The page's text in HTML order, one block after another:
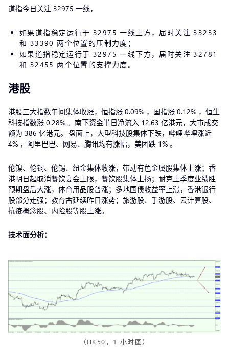
道指今日关注 32975 一线，
如果道指稳定运行于 32975 一线上方，届时关注 33233
和 33390 两个位置的压制力度；
如果道指稳定运行于 32975 一线下方，届时关注 32781
和 32455 两个位置的支撑力度。
港股
港股三大指数午间集体收涨，恒指涨 0.09% ，国指涨 0.12% ，恒生
科技指数涨 0.28% 。南下资金半日净流入 12.63 亿港元，大市成交
额为 386 亿港元。 盘面上，大型科技股集体下跌，哔哩哔哩涨近
4% ，阿里巴巴、网易、腾讯均有涨幅，美团跌 1% 。
伦镍、伦铜、伦锡、纽金集体收涨，带动有色金属股集体上涨；香
港明日起取消餐饮宴会上限，餐饮股集体上扬；耐克上季度业绩胜
预期盘后大涨，体育用品股普涨；多地国债收益率上涨，香港银行
股部分走强；教育古延续昨日涨势；旅游股、手游股、云计算股、
抗疫概念股、内险股等股上涨。
技术面分析：
（HK50，1 小时图）